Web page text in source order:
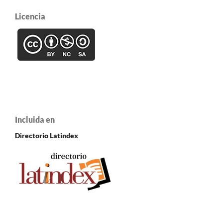
Licencia
Incluida en
Directorio Latindex